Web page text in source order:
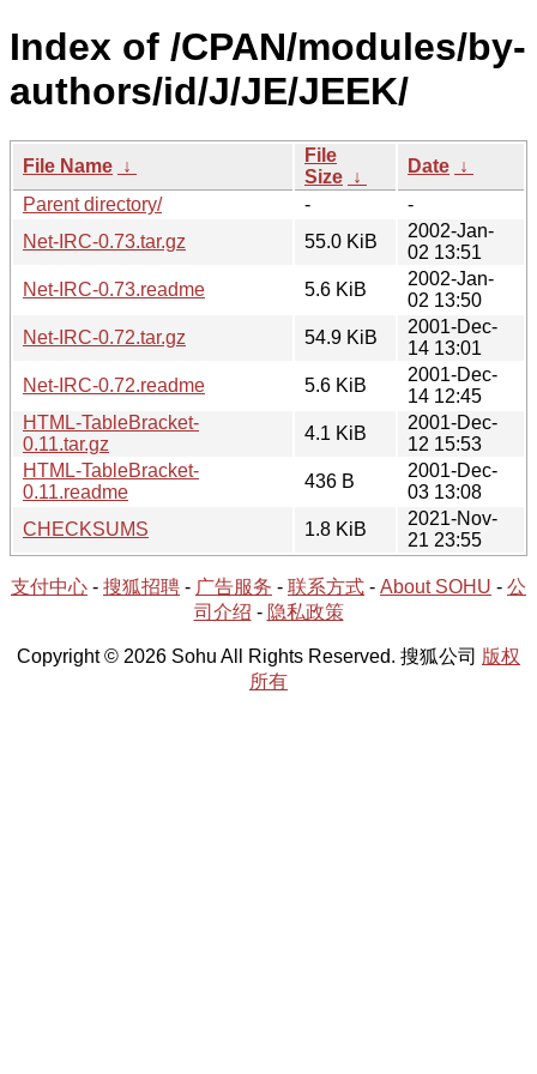
Index of /CPAN/modules/by-
authors/id/J/JE/JEEK/
File Name ↓
File
Size ↓
Date ↓
Parent directory/
-
-
Net-IRC-0.73.tar.gz
55.0 KiB
2002-Jan-
02 13:51
Net-IRC-0.73.readme
5.6 KiB
2002-Jan-
02 13:50
Net-IRC-0.72.tar.gz
54.9 KiB
2001-Dec-
14 13:01
Net-IRC-0.72.readme
5.6 KiB
2001-Dec-
14 12:45
HTML-TableBracket-
0.11.tar.gz
4.1 KiB
2001-Dec-
12 15:53
HTML-TableBracket-
0.11.readme
436 B
2001-Dec-
03 13:08
CHECKSUMS
1.8 KiB
2021-Nov-
21 23:55
支付中心 - 搜狐招聘 - 广告服务 - 联系方式 - About SOHU - 公
司介绍 - 隐私政策
Copyright © 2026 Sohu All Rights Reserved. 搜狐公司 版权
所有